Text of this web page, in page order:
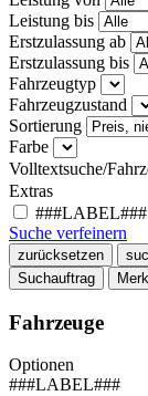
Leistung bis
Erstzulassung ab
Erstzulassung bis
Fahrzeugtyp
Fahrzeugzustand
Sortierung
Farbe
Volltextsuche/
Extras
###LABEL###
Suche verfeinern
zurücksetzen
Suchauftrag
Fahrzeuge
Optionen
###LABEL###